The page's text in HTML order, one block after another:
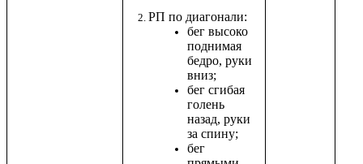
РП по диагонали:
бег высоко
поднимая
бедро, руки
вниз;
бег сгибая
голень
назад, руки
за спину;
бег